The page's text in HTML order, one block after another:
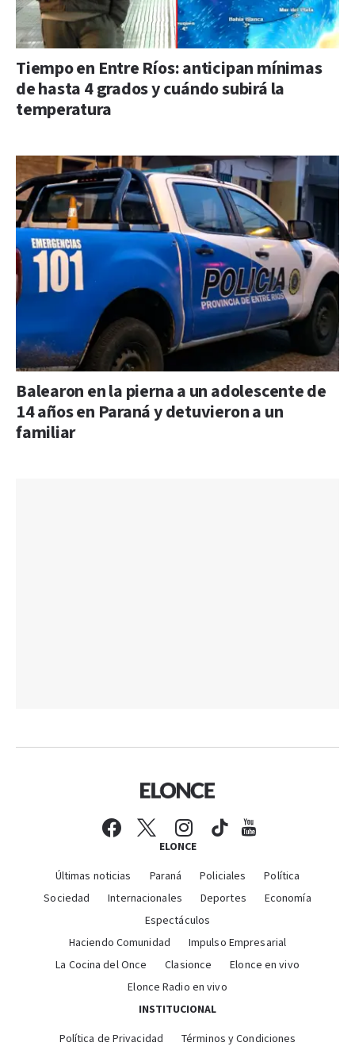
Tiempo en Entre Ríos: anticipan mínimas
de hasta 4 grados y cuándo subirá la
temperatura
Balearon en la pierna a un adolescente de
14 años en Paraná y detuvieron a un
familiar
ELONCE
Últimas noticias Paraná Policiales
Política
Sociedad
Internacionales Deportes
Economía
Espectáculos
Haciendo Comunidad
Impulso Empresarial
La Cocina del Once
Clasionce
Elonce en vivo
Elonce Radio en vivo
INSTITUCIONAL
Política de Privacidad
Términos y Condiciones